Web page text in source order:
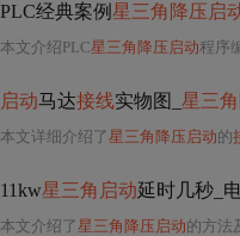
PLC经典案例星三角降压启
本文介绍PLC星三角降压启动程序
启动马达接线实物图_ 星三
本文详细介绍了星三角降压启动的
11kw星三角启动延时几秒_
本文介绍了星三角降压启动的方法